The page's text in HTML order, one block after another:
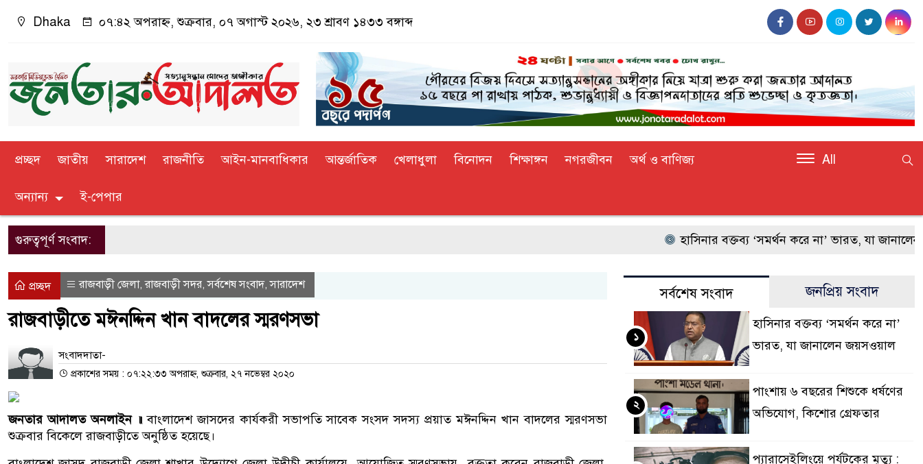
Dhaka ০৭:৪২ অপরাহ্ন, শুক্রবার, ০৭ অগাস্ট ২০২৬, ২৩ শ্রাবণ ১৪৩৩ বঙ্গাব্দ
প্রচ্ছদ জাতীয় সারাদেশ রাজনীতি আইন-মানবাধিকার আন্তর্জাতিক খেলাধুলা বিনোদন শিক্ষাঙ্গন নগরজীবন অর্থ ও বাণিজ্য
অন্যান্য ই-পেপার
All
গুরুত্বপূর্ণ সংবাদ: হাসিনার বক্তব্য ‘সমর্থন করে না’ ভারত, যা জানালেন
প্রচ্ছদ রাজবাড়ী জেলা,রাজবাড়ী সদর,সর্বশেষ সংবাদ,সারাদেশ
রাজবাড়ীতে মঈনদ্দিন খান বাদলের স্মরণসভা
সংবাদদাতা-
প্রকাশের সময় : ০৭:২২:৩৩ অপরাহ্ন, শুক্রবার, ২৭ নভেম্বর ২০২০
জনতার আদালত অনলাইন ॥বাংলাদেশ জাসদের কার্যকরী সভাপতি সাবেক সংসদ সদস্য প্রয়াত মঈনদ্দিন খান বাদলের স্মরণসভা
শুক্রবার বিকেলে রাজবাড়ীতে অনুষ্ঠিত হয়েছে।
সর্বশেষ সংবাদ জনপ্রিয় সংবাদ
হাসিনার বক্তব্য ‘সমর্থন করে না’
ভারত, যা জানালেন জয়সওয়াল
১
পাংশায় ৬ বছরের শিশুকে ধর্ষণের
অভিযোগ, কিশোর গ্রেফতার
২
প্যারাসেইলিংয়ে পর্যটকের মৃত্যু :